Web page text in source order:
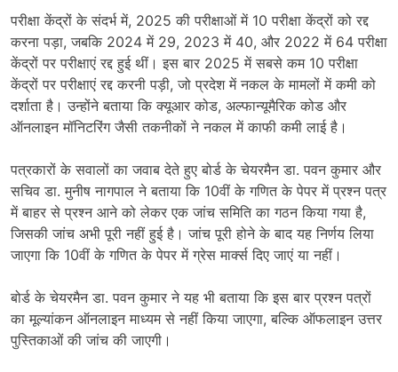
परीक्षा केंद्रों के संदर्भ में, 2025 की परीक्षाओं में 10 परीक्षा केंद्रों को रद्द
करना पड़ा, जबकि 2024 में 29, 2023 में 40, और 2022 में 64 परीक्षा
केंद्रों पर परीक्षाएं रद्द हुई थीं। इस बार 2025 में सबसे कम 10 परीक्षा
केंद्रों पर परीक्षाएं रद्द करनी पड़ी, जो प्रदेश में नकल के मामलों में कमी को
दर्शाता है। उन्होंने बताया कि क्यूआर कोड, अल्फान्यूमैरिक कोड और
ऑनलाइन मॉनिटरिंग जैसी तकनीकों ने नकल में काफी कमी लाई है।
पत्रकारों के सवालों का जवाब देते हुए बोर्ड के चेयरमैन डा. पवन कुमार और
सचिव डा. मुनीष नागपाल ने बताया कि 10वीं के गणित के पेपर में प्रश्न पत्र
में बाहर से प्रश्न आने को लेकर एक जांच समिति का गठन किया गया है,
जिसकी जांच अभी पूरी नहीं हुई है। जांच पूरी होने के बाद यह निर्णय लिया
जाएगा कि 10वीं के गणित के पेपर में ग्रेस मार्क्स दिए जाएं या नहीं।
बोर्ड के चेयरमैन डा. पवन कुमार ने यह भी बताया कि इस बार प्रश्न पत्रों
का मूल्यांकन ऑनलाइन माध्यम से नहीं किया जाएगा, बल्कि ऑफलाइन उत्तर
पुस्तिकाओं की जांच की जाएगी।